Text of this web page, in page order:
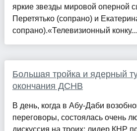
яркие звезды мировой оперной
Перетятько (сопрано) и
сопрано).«Телевизионный конку...
Большая тройка и ядерный
окончания ДСНВ
В день, когда в Абу-Даби
переговоры, состоялась очень